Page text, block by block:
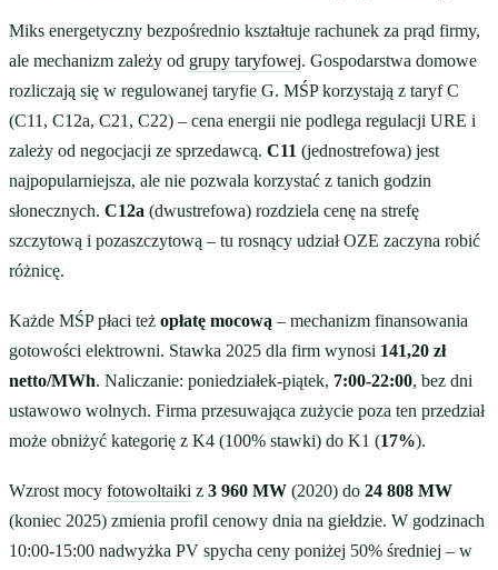
Miks energetyczny bezpośrednio kształtuje rachunek za prąd firmy,
ale mechanizm zależy od grupy taryfowej. Gospodarstwa domowe
rozliczają się w regulowanej taryfie G. MŚP korzystają z taryf C
(C11, C12a, C21, C22) – cena energii nie podlega regulacji URE i
zależy od negocjacji ze sprzedawcą. C11 (jednostrefowa) jest
najpopularniejsza, ale nie pozwala korzystać z tanich godzin
słonecznych. C12a (dwustrefowa) rozdziela cenę na strefę
szczytową i pozaszczytową – tu rosnący udział OZE zaczyna robić
różnicę.
Każde MŚP płaci też opłatę mocową – mechanizm finansowania
gotowości elektrowni. Stawka 2025 dla firm wynosi 141,20 zł
netto/MWh. Naliczanie: poniedziałek-piątek, 7:00-22:00, bez dni
ustawowo wolnych. Firma przesuwająca zużycie poza ten przedział
może obniżyć kategorię z K4 (100% stawki) do K1 (17%).
Wzrost mocy fotowoltaiki z 3 960 MW (2020) do 24 808 MW
(koniec 2025) zmienia profil cenowy dnia na giełdzie. W godzinach
10:00-15:00 nadwyżka PV spycha ceny poniżej 50% średniej – w